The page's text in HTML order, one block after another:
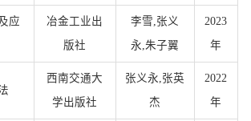
应
冶金工业出
版社
李雪,张义
永,朱子翼
2023
年
西南交通大
学出版社
张义永,张英
杰
2022
年